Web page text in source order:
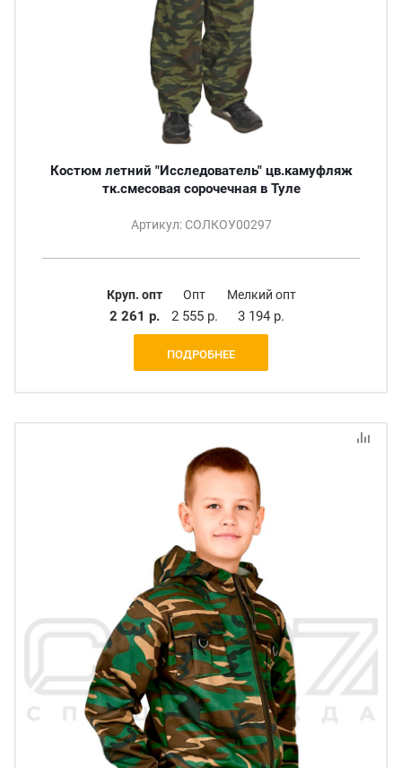
Костюм летний "Исследователь" цв.камуфляж
тк.смесовая сорочечная в Туле
Артикул: СОЛКОУ00297
Круп. опт
2 261 р.
Опт
2 555 р.
Мелкий опт
3 194 р.
ПОДРОБНЕЕ